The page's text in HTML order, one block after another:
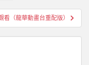
看（龍華動畫台重配版）